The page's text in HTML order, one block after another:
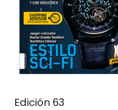
Edición 63